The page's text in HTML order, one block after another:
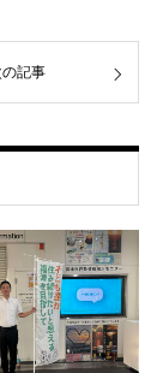
記事